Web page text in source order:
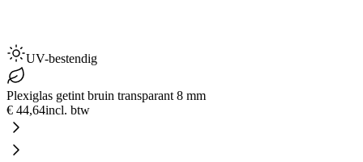
UV-bestendig
Plexiglas getint bruin transparant 8 mm
€ 44,64incl. btw